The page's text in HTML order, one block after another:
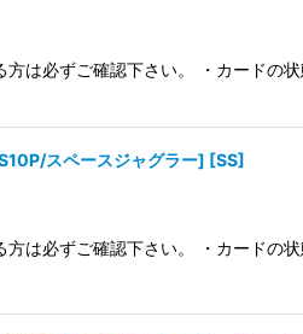
方は必ずご確認下さい。 ・カード
スペースジャグラー] [SS]
方は必ずご確認下さい。 ・カード